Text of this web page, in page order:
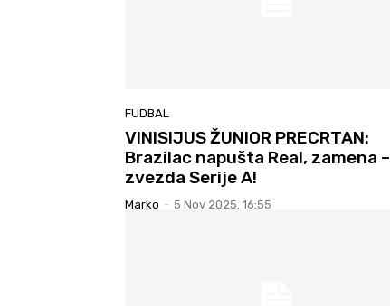
FUDBAL
VINISIJUS ŽUNIOR PRECRTAN:
Brazilac napušta Real, zamena –
zvezda Serije A!
Marko - 5 Nov 2025. 16:55